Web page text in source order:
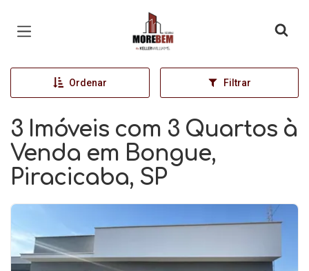
Página inicial
Ordenar Filtrar
3 Imóveis com 3 Quartos à
Venda em Bongue,
Piracicaba, SP